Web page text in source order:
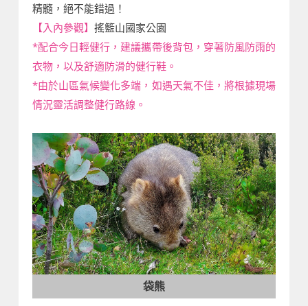
精髓，絕不能錯過！
【入內參觀】 搖籃山國家公園
*配合今日輕健行，建議攜帶後背包，穿著防風防雨的
衣物，以及舒適防滑的健行鞋。
*由於山區氣候變化多端，如遇天氣不佳，將根據現場
情況靈活調整健行路線。
袋熊